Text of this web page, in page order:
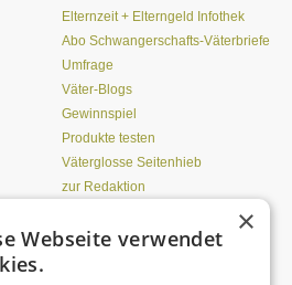
Elternzeit + Elterngeld Infothek
Abo Schwangerschafts-Väterbriefe
Umfrage
Väter-Blogs
Gewinnspiel
Produkte testen
Väterglosse Seitenhieb
zur Redaktion
Was Pubertierende an
×
Webseite verwendet